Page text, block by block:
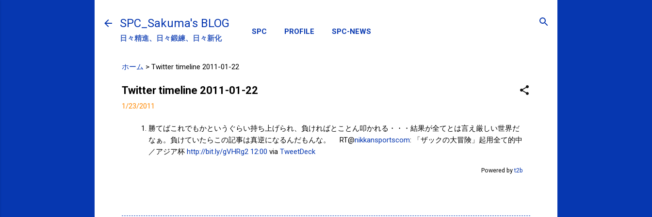
SPC_Sakuma's BLOG
日々精進、日々鍛練、日々新化
SPC PROFILE SPC-NEWS
ホーム > Twitter timeline 2011-01-22
Twitter timeline 2011-01-22
1/23/2011
勝てばこれでもかというぐらい持ち上げられ、負ければとことん叩かれる・・・結果が全てとは言え厳しい世界だ
なぁ。負けていたらこの記事は真逆になるんだもんな。 RT@nikkansportscom: 「ザックの大冒険」起用全て的中
／アジア杯 http://bit.ly/gVHRg2 12:00 via TweetDeck
Powered byt2b